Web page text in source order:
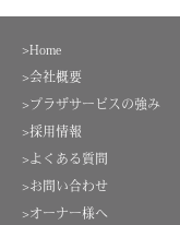
>Home
>会社概要
>プラザサービスの強み
>採用情報
>よくある質問
>お問い合わせ
>オーナー様へ